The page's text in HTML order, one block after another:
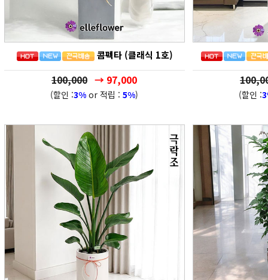
콤펙타 (클래식 1호)
100,000 → 97,000
(할인 :3% or 적립 : 5%) (할인 :